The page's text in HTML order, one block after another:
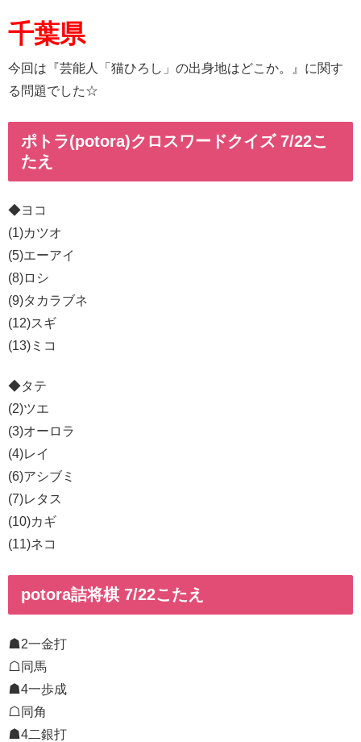
千葉県
今回は『芸能人「猫ひろし」の出身地はどこか。』に関す
る問題でした☆
ポトラ(potora)クロスワードクイズ 7/22こ
たえ
◆ヨコ
(1)カツオ
(5)エーアイ
(8)ロシ
(9)タカラブネ
(12)スギ
(13)ミコ
◆タテ
(2)ツエ
(3)オーロラ
(4)レイ
(6)アシブミ
(7)レタス
(10)カギ
(11)ネコ
potora詰将棋 7/22こたえ
☗2一金打
☖同馬
☗4一歩成
☖同角
☗4二銀打